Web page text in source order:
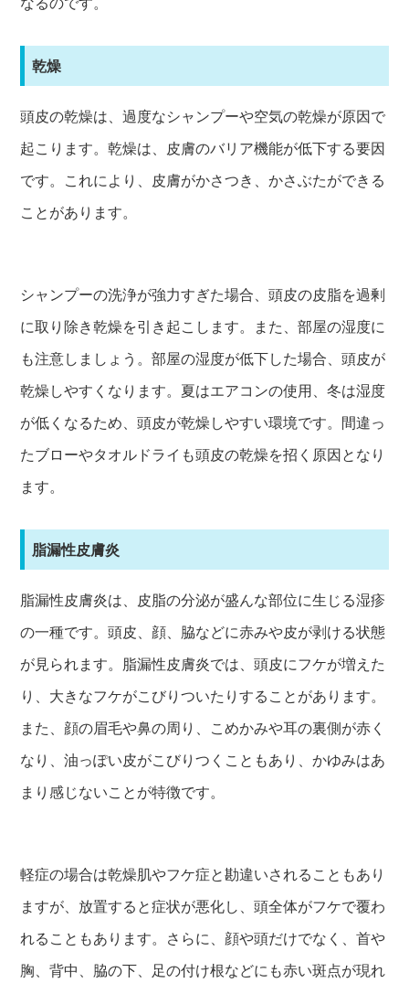
乾燥
頭皮の乾燥は、過度なシャンプーや空気の乾燥が原因で
起こります。乾燥は、皮膚のバリア機能が低下する要因
です。これにより、皮膚がかさつき、かさぶたができる
ことがあります。
シャンプーの洗浄が強力すぎた場合、頭皮の皮脂を過剰
に取り除き乾燥を引き起こします。また、部屋の湿度に
も注意しましょう。部屋の湿度が低下した場合、頭皮が
乾燥しやすくなります。夏はエアコンの使用、冬は湿度
が低くなるため、頭皮が乾燥しやすい環境です。間違っ
たブローやタオルドライも頭皮の乾燥を招く原因となり
ます。
脂漏性皮膚炎
脂漏性皮膚炎は、皮脂の分泌が盛んな部位に生じる湿疹
の一種です。頭皮、顔、 脇などに赤みや皮が剥ける状態
が見られます。脂漏性皮膚炎では、頭皮にフケが増えた
り、大きなフケがこびりついたりすることがあります。
また、顔の眉毛や鼻の周り、こめかみや耳の裏側が赤く
なり、油っぽい皮がこびりつくこともあり、かゆみはあ
まり感じないことが特徴です。
軽症の場合は乾燥肌やフケ症と勘違いされることもあり
ますが、放置すると症状が悪化し、頭全体がフケで覆わ
れることもあります。さらに、顔や頭だけでなく、首や
胸、背中、脇の下、足の付け根などにも赤い斑点が現れ